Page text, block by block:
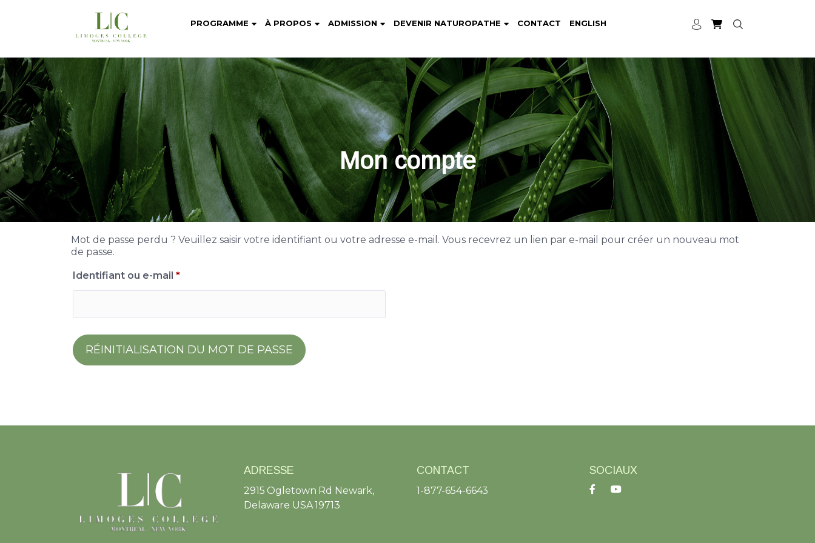
PROGRAMME À PROPOS ADMISSION DEVENIR NATUROPATHE CONTACT ENGLISH
Mon compte
Mot de passe perdu ? Veuillez saisir votre identifiant ou votre adresse e-mail. Vous recevrez un lien par e-mail pour créer un nouveau mot
de passe.
Identifiant ou e-mail *Obligatoire
RÉINITIALISATION DU MOT DE PASSE
ADRESSE
2915 Ogletown Rd Newark,
Delaware USA 19713
CONTACT
1-877-654-6643
SOCIAUX